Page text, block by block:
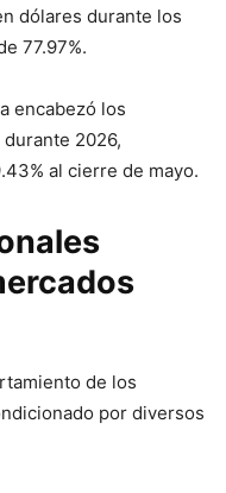
dólares durante los
77.97%.
encabezó los
2026,
al cierre de mayo.
de los
por diversos